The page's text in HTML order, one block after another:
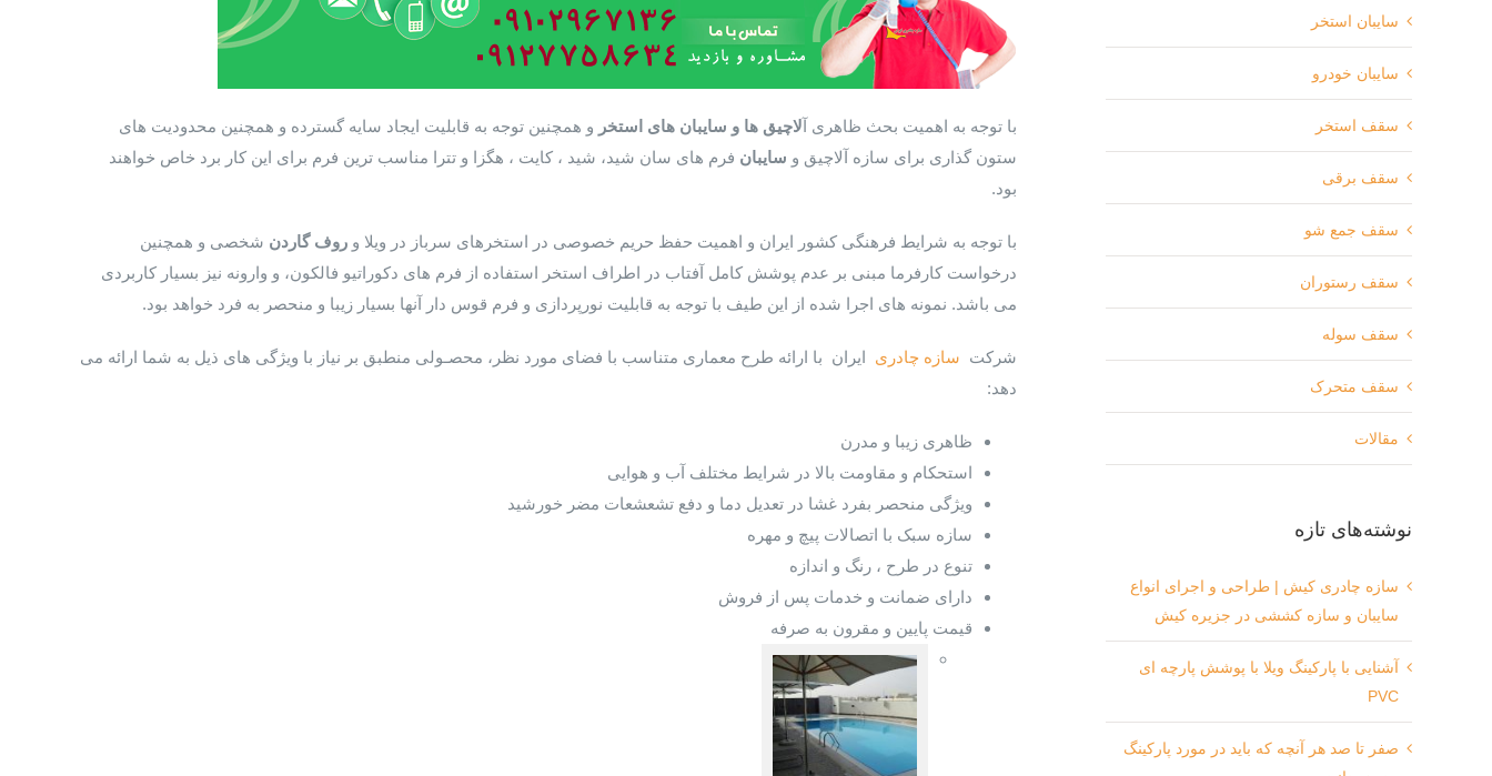
با توجه به اهمیت بحث ظاهری آلاچیق ها و سایبان های استخر و همچنین توجه به قابلیت ایجاد سایه گسترده و همچنین محدودیت های
ستون گذاری برای سازه آلاچیق و سایبان فرم های سان شید، شید ، کایت ، هگزا و تترا مناسب ترین فرم برای این کار برد خاص خواهند
بود.
با توجه به شرایط فرهنگی کشور ایران و اهمیت حفظ حریم خصوصی در استخرهای سرباز در ویلا و روف گاردن شخصی و همچنین
درخواست کارفرما مبنی بر عدم پوشش کامل آفتاب در اطراف استخر استفاده از فرم های دکوراتیو فالکون، و وارونه نیز بسیار کاربردی
می باشد. نمونه های اجرا شده از این طیف با توجه به قابلیت نورپردازی و فرم قوس دار آنها بسیار زیبا و منحصر به فرد خواهد بود.
شرکت سازه چادری ایران با ارائه طرح معماری متناسب با فضای مورد نظر، محصـولی منطبق بر نیاز با ویژگی های ذیل به شما ارائه می
دهد:
ظاهری زیبا و مدرن
استحکام و مقاومت بالا در شرایط مختلف آب و هوایی
ویژگی منحصر بفرد غشا در تعدیل دما و دفع تشعشعات مضر خورشید
سازه سبک با اتصالات پیچ و مهره
تنوع در طرح ، رنگ و اندازه
دارای ضمانت و خدمات پس از فروش
قیمت پایین و مقرون به صرفه
سایبان استخر
سایبان خودرو
سقف استخر
سقف برقی
سقف جمع شو
سقف رستوران
سقف سوله
سقف متحرک
مقالات
نوشته‌های تازه
سازه چادری کیش | طراحی و اجرای انواع
سایبان و سازه کششی در جزیره کیش
آشنایی با پارکینگ ویلا با پوشش پارچه ای
PVC
صفر تا صد هر آنچه که باید در مورد پارکینگ